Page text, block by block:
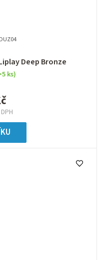
Deep Bronze
ks)